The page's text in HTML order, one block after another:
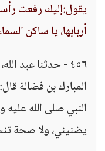
يقول:إليك رفعت
أربابها، يا ساكن
٤٥٦ - حدثنا عبد
المبارك بن فضالة
النبي صلى الله
يضنيني، ولا صحة